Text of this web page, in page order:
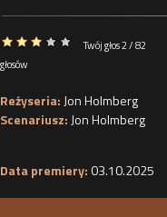
Twój głos 2 / 82
głosów
Reżyseria:Jon Holmberg
Scenariusz:Jon Holmberg
Data premiery: 03.10.2025